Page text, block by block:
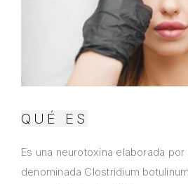
QUÉ ES
Es una neurotoxina elaborada
denominada Clostridium